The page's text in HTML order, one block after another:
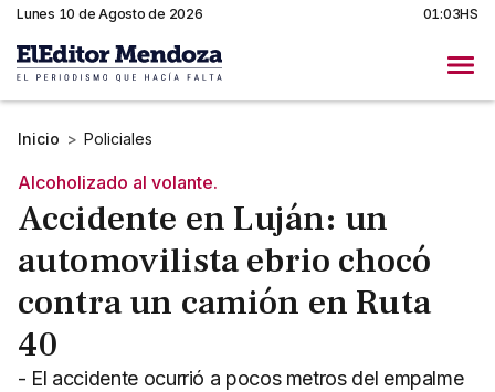
Lunes 10 de Agosto de 2026 01:03HS
Inicio > Policiales
Alcoholizado al volante.
Accidente en Luján: un
automovilista ebrio chocó
contra un camión en Ruta
40
- El accidente ocurrió a pocos metros del empalme